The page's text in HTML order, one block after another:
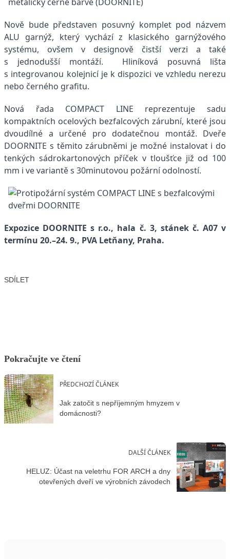
Nově bude představen posuvný komplet pod názvem
ALU garnýž, který vychází z klasického garnýžového
systému, ovšem v designově čistší verzi a také
s jednodušší montáží. Hliníková posuvná lišta
s integrovanou kolejnicí je k dispozici ve vzhledu nerezu
nebo černého grafitu.
Nová řada COMPACT LINE reprezentuje sadu
kompaktních ocelových bezfalcových zárubní, které jsou
dvoudílné a určené pro dodatečnou montáž. Dveře
DOORNITE s těmito zárubněmi je možné instalovat i do
tenkých sádrokartonových příček v tloušťce již od 100
mm i ve variantě s 30minutovou požární odolností.
Expozice DOORNITE s r.o., hala č. 3, stánek č. A07 v
termínu 20.–24. 9., PVA Letňany, Praha.
SDÍLET
Pokračujte ve čtení
PŘEDCHOZÍ ČLÁNEK
Jak zatočit s nepříjemným hmyzem v
domácnosti?
DALŠÍ ČLÁNEK
HELUZ: Účast na veletrhu FOR ARCH a dny
otevřených dveří ve výrobních závodech